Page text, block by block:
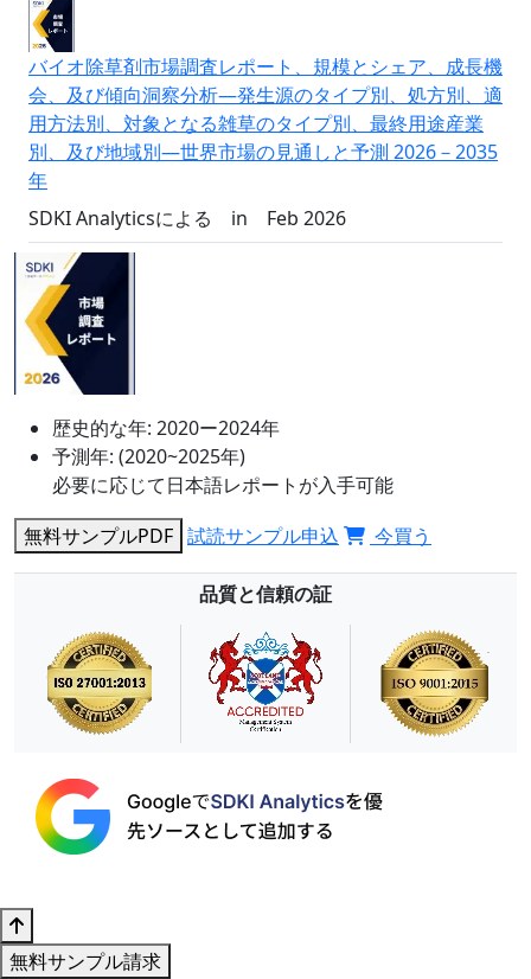
バイオ除草剤市場調査レポート、規模とシェア、成長機
会、及び傾向洞察分析―発生源のタイプ別、処方別、適
用方法別、対象となる雑草のタイプ別、最終用途産業
別、及び地域別―世界市場の見通しと予測 2026－2035
年
SDKI Analyticsによる
in Feb 2026
歴史的な年: 2020ー2024年
予測年: (2020~2025年)
必要に応じて日本語レポートが入手可能
無料サンプルPDF 試読サンプル申込 今買う
品質と信頼の証
無料サンプル請求